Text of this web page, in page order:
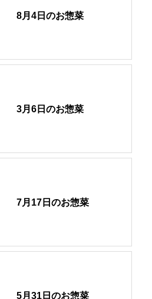
8月4日のお惣菜
3月6日のお惣菜
7月17日のお惣菜
5月31日のお惣菜